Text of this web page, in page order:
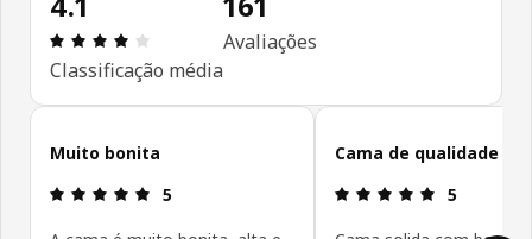
Avaliações: 4.1 de 5 estrelas. Total de
Classificação média
Avaliações
Ignorar avaliações de cliente
Muito bonita
Avaliações: 5 de 5 estrelas.
5
Cama de qualidade
5